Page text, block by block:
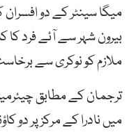
میگا سینٹر کے دو
بیرون شہر سے آئے فرد کا
ملازم کو نوکری سے
ترجمان کے مطابق
میں نادرا کے مرکز پر دو